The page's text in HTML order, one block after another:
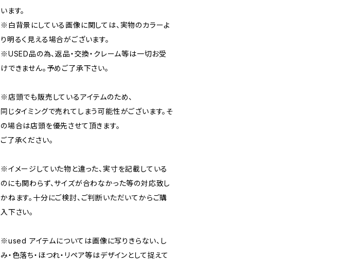
います。
※白背景にしている画像に関しては、実物のカラーよ
り明るく見える場合がございます。
※USED品の為、返品・交換・クレーム等は一切お受
けできません。予めご了承下さい。
※店頭でも販売しているアイテムのため、
同じタイミングで売れてしまう可能性がございます。そ
の場合は店頭を優先させて頂きます。
ご了承ください。
※イメージしていた物と違った、実寸を記載している
のにも関わらず、サイズが合わなかった等の対応致し
かねます。十分にご検討、ご判断いただいてからご購
入下さい。
※used アイテムについては画像に写りきらない、し
み・色落ち・ほつれ・リペア等はデザインとして捉えて